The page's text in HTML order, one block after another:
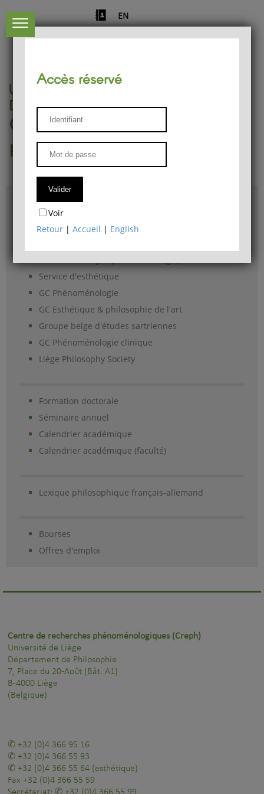
EN
Université de Liège
Département de philosophie
Centre de recherches
phénoménologiques
Accès & plans
Bibliothèque du Département de philosophie
Service d'esthétique
GC Phénoménologie
GC Esthétique & philosophie de l'art
Groupe belge d'études sartriennes
GC Phénoménologie clinique
Liège Philosophy Society
Formation doctorale
Séminaire annuel
Calendrier académique
Calendrier académique (faculté)
Lexique philosophique français-allemand
Bourses
Offres d'emploi
Accès réservé
Voir
Retour |Accueil | English
Centre de recherches phénoménologiques (Creph)
Université de Liège
Département de Philosophie
7, Place du 20-Août (Bât. A1)
B-4000 Liège
(Belgique)
+32 (0)4 366 95 16
+32 (0)4 366 55 93
+32 (0)4 366 55 64 (esthétique)
Fax +32 (0)4 366 55 59